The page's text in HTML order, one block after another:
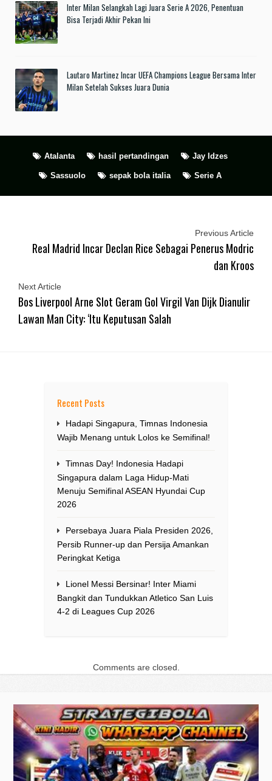
Inter Milan Selangkah Lagi Juara Serie A 2026, Penentuan
Bisa Terjadi Akhir Pekan Ini
Lautaro Martinez Incar UEFA Champions League Bersama Inter
Milan Setelah Sukses Juara Dunia
Atalanta hasil pertandingan Jay Idzes
Sassuolo sepak bola italia Serie A
Previous Article
Real Madrid Incar Declan Rice Sebagai Penerus Modric
dan Kroos
Next Article
Bos Liverpool Arne Slot Geram Gol Virgil Van Dijk Dianulir
Lawan Man City: ‘Itu Keputusan Salah
Recent Posts
Hadapi Singapura, Timnas Indonesia
Wajib Menang untuk Lolos ke Semifinal!
Timnas Day! Indonesia Hadapi
Singapura dalam Laga Hidup-Mati
Menuju Semifinal ASEAN Hyundai Cup
2026
Persebaya Juara Piala Presiden 2026,
Persib Runner-up dan Persija Amankan
Peringkat Ketiga
Lionel Messi Bersinar! Inter Miami
Bangkit dan Tundukkan Atletico San Luis
4-2 di Leagues Cup 2026
Comments are closed.